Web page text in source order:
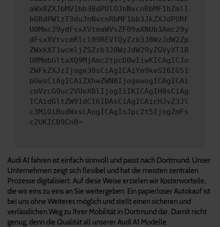
aWx0ZXJbMV1bb3BdPUlOJnNvcnRbMF1bZmll
bGRdPWlzT3duJnNvcnRbMF1bb3JkZXJdPURF
U0Mmc29ydFsxXVtmaWVsZF09aXNUb3Amc29y
dFsxXVtvcmRlcl09REVTQyZzb3J0WzJdW2Zp
ZWxkXT1wcmljZSZzb3J0WzJdW29yZGVyXT1B
U0MmbGltaXQ9MjAmc2tpcD0wIiwKICAgICJo
ZWFkZXJzIjoge30sCiAgICAiYm9keSI6IG51
bGwsCiAgICAiZXhwZWN0IjogewogICAgICAi
cmVzcG9uc2VUeXBlIjogIiIKICAgIH0sCiAg
ICAidGltZW91dCI6IDAsCiAgICAicHJvZ3Jl
c3MiOiBudWxsLAogICAgInJpc2t5IjogZmFs
c2UKICB9Cn0=
Audi A1 fahren ist einfach sinnvoll und passt nach Dortmund. Unser
Unternehmen zeigt sich flexibel und hat die meisten zentralen
Prozesse digitalisiert. Auf diese Weise erzielen wir Kostenvorteile,
die wir eins zu eins an Sie weitergeben. Ein papierloser Autokauf ist
bei uns ohne Weiteres möglich und stellt einen sicheren und
verlässlichen Weg zu Ihrer Mobilität in Dortmund dar. Damit nicht
genug, denn die Qualität all unserer Audi A1 Modelle